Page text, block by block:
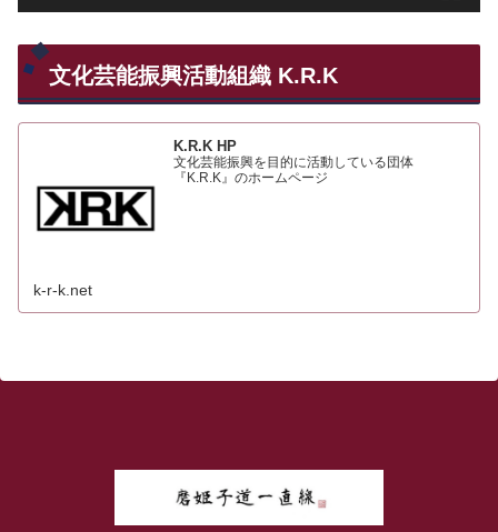
文化芸能振興活動組織 K.R.K
K.R.K HP
文化芸能振興を目的に活動している団体
『K.R.K』のホームページ
k-r-k.net